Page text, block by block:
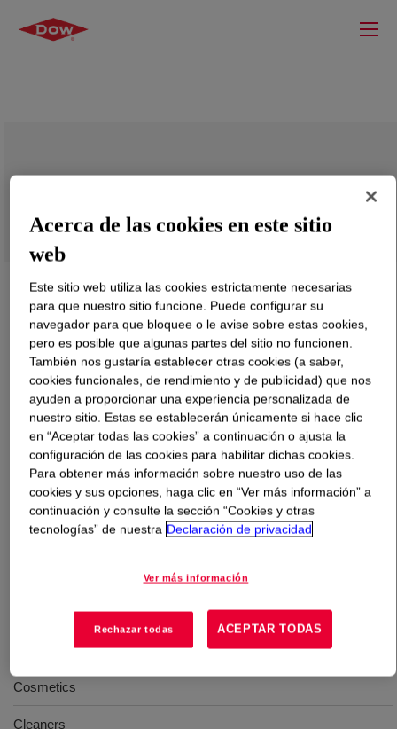
DOWANOL™ DPH 255 Glycol Ether
Qué esDOWANOL™ DPH 255 Glycol Ether?
Slow evaporating solvent, ideal in coalescing and carrier
solvent applications. A very hydrophobic glycol ether and
has low odour. Has a high polymer solvency and
Solvent Emission Directive 1999/13/EC.
Cosmetics
Cleaners
Acerca de las cookies en este sitio
web
Este sitio web utiliza las cookies estrictamente necesarias
para que nuestro sitio funcione. Puede configurar su
navegador para que bloquee o le avise sobre estas cookies,
pero es posible que algunas partes del sitio no funcionen.
También nos gustaría establecer otras cookies (a saber,
cookies funcionales, de rendimiento y de publicidad) que nos
ayuden a proporcionar una experiencia personalizada de
nuestro sitio. Estas se establecerán únicamente si hace clic
en “Aceptar todas las cookies” a continuación o ajusta la
configuración de las cookies para habilitar dichas cookies.
Para obtener más información sobre nuestro uso de las
cookies y sus opciones, haga clic en “Ver más información” a
continuación y consulte la sección “Cookies y otras
tecnologías” de nuestra Declaración de privacidad
Ver más información
Rechazar todas ACEPTAR TODAS